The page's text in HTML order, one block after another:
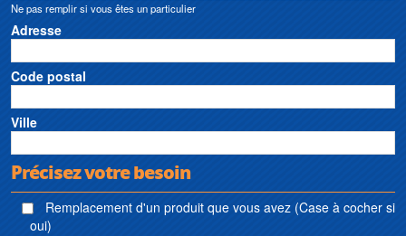
Ne pas remplir si vous êtes un particulier
Adresse
Code postal
Ville
Précisez votre besoin
Remplacement d'un produit que vous avez (Case à cocher si
oui)